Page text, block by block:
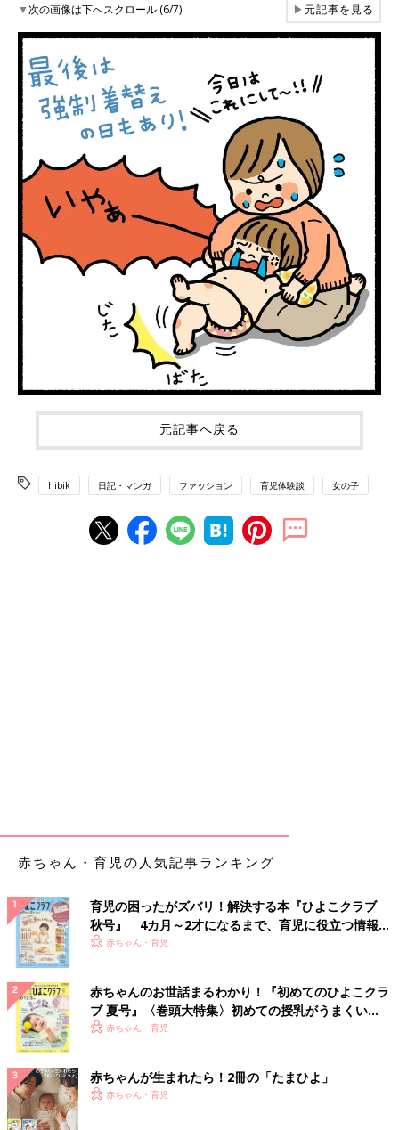
▼次の画像は下へスクロール (6/7) ▶元記事を見る
元記事へ戻る
hibik 日記・マンガ ファッション 育児体験談 女の子
赤ちゃん・育児の人気記事ランキング
育児の困ったがズバリ！解決する本『ひよこクラブ
秋号』 4カ月～2才になるまで、育児に役立つ情報が
いっぱい！
赤ちゃん・育児
赤ちゃんのお世話まるわかり！『初めてのひよこクラ
ブ 夏号』〈巻頭大特集〉初めての授乳がうまくい
く！ おっぱい・ミルクの基本と夏のトラブル 解決テ
赤ちゃん・育児
赤ちゃんが生まれたら！2冊の「たまひよ」
赤ちゃん・育児